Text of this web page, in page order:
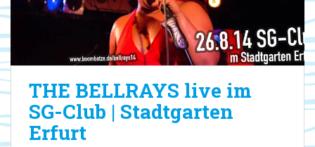
THE BELLRAYS live im
SG-Club | Stadtgarten
Erfurt